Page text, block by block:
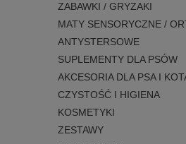
ZABAWKI / GRYZAKI
MATY SENSORYCZNE /
ANTYSTERSOWE
SUPLEMENTY DLA PSÓW
AKCESORIA DLA PSA I
CZYSTOŚĆ I HIGIENA
KOSMETYKI
ZESTAWY